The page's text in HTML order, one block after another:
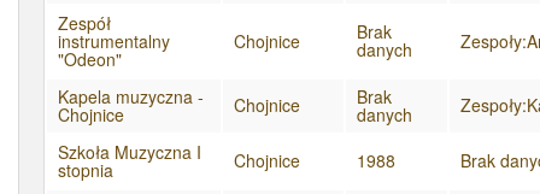
Zespół
instrumentalny
"Odeon"
Chojnice Brak
danych
Kapela muzyczna -
Chojnice Chojnice Brak
danych
Szkoła Muzyczna I
stopnia Chojnice 1988 Brak